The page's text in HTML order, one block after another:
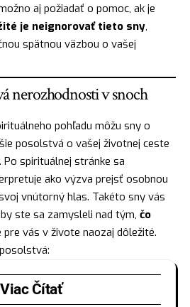
aj požiadať o pomoc, ak je
je neignorovať tieto sny,
spätnou väzbou o vašej
nerozhodnosti v snoch
pohľadu môžu sny o
posolstvá o vašej životnej ceste
spirituálnej stránke sa
ako výzva prejsť osobnou
vnútorný hlas. Takéto sny vás
ste sa zamysleli nad tým, čo
pre vás v živote naozaj dôležité.
Viac Čítať